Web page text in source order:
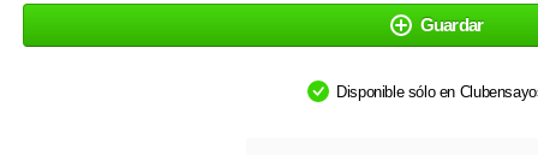
Guardar
Disponible sólo en